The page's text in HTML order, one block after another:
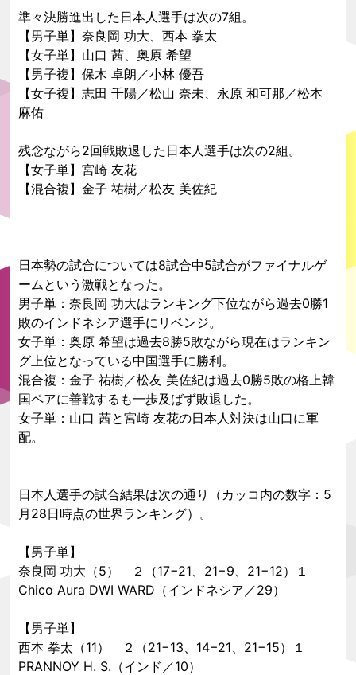
準々決勝進出した日本人選手は次の7組。
【男子単】奈良岡 功大、西本 拳太
【女子単】山口 茜、奥原 希望
【男子複】保木 卓朗／小林 優吾
【女子複】志田 千陽／松山 奈未、永原 和可那／松本
麻佑
残念ながら2回戦敗退した日本人選手は次の2組。
【女子単】宮崎 友花
【混合複】金子 祐樹／松友 美佐紀
日本勢の試合については8試合中5試合がファイナルゲ
ームという激戦となった。
男子単：奈良岡 功大はランキング下位ながら過去0勝1
敗のインドネシア選手にリベンジ。
女子単：奥原 希望は過去8勝5敗ながら現在はランキン
グ上位となっている中国選手に勝利。
混合複：金子 祐樹／松友 美佐紀は過去0勝5敗の格上韓
国ペアに善戦するも一歩及ばず敗退した。
女子単：山口 茜と宮崎 友花の日本人対決は山口に軍
配。
日本人選手の試合結果は次の通り（カッコ内の数字：5
月28日時点の世界ランキング）。
【男子単】
奈良岡 功大（5） ２（17−21、21−9、21−12）１
Chico Aura DWI WARD（インドネシア／29）
【男子単】
西本 拳太（11） ２（21−13、14−21、21−15）１
PRANNOY H. S.（インド／10）